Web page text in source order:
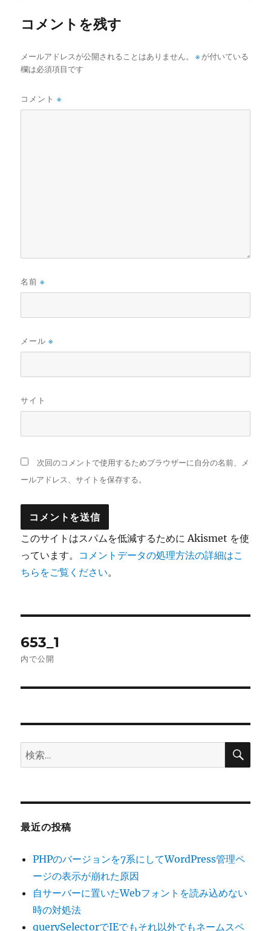
コメントを残す
メールアドレスが公開されることはありません。 ※ が付いている
欄は必須項目です
コメント※
名前※
メール※
サイト
次回のコメントで使用するためブラウザーに自分の名前、メ
ールアドレス、サイトを保存する。
このサイトはスパムを低減するために Akismet を使
っています。 コメントデータの処理方法の詳細はこ
ちらをご覧ください。
稿
ゲ
ー
ョ
ン
653_1
内で公開
検
索:
検
最近の投稿
PHPのバージョンを7系にしてWordPress管理ペ
ージの表示が崩れた原因
自サーバーに置いたWebフォントを読み込めない
時の対処法
querySelectorでIEでもそれ以外でもネームスペ